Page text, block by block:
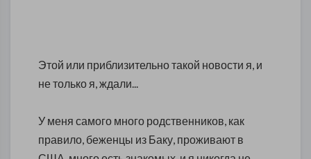
Этой или приблизительно такой новости я, и
не только я, ждали...
У меня самого много родственников, как
правило, беженцы из Баку, проживают в